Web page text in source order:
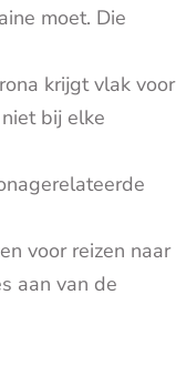
moet. Die
krijgt vlak voor
bij elke
voor reizen naar
aan van de